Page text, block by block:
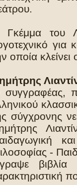
του
για
οποία
σύγχρονης
-
βιβλία